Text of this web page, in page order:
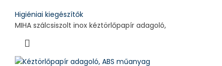
Higiéniai kiegészítők
MIHA szálcsiszolt inox kéztörlőpapír adagoló,